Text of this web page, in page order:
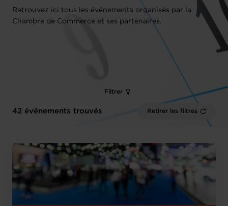
Retrouvez ici tous les événements organisés par la
Chambre de Commerce et ses partenaires.
42 événements trouvés Retirer les filtres
Filtrer